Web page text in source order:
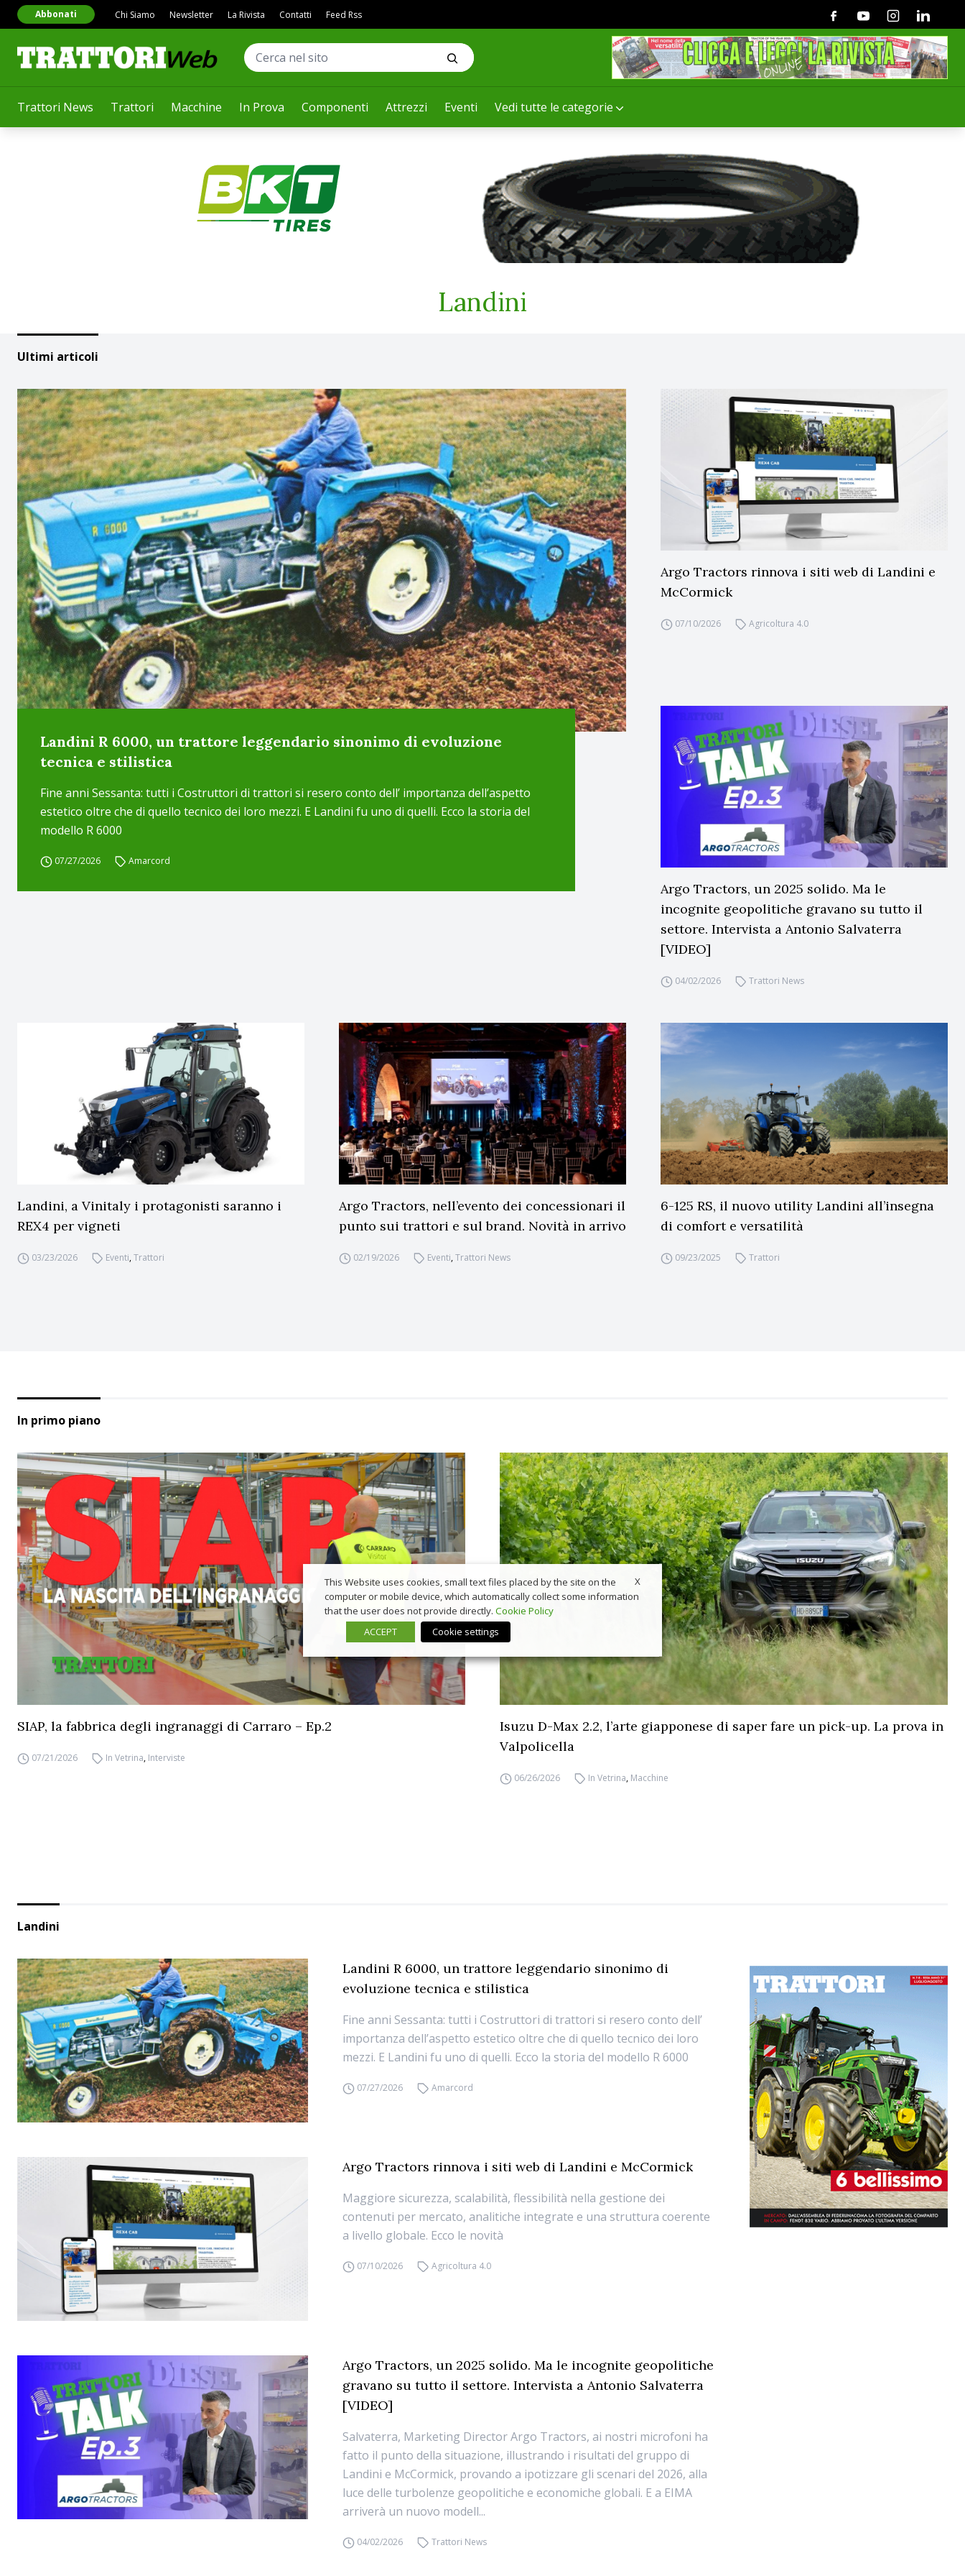
Trattori News Trattori Macchine In Prova Componenti Attrezzi Eventi Vedi tutte le categorie
Abbonati Chi Siamo Newsletter La Rivista Contatti Feed Rss FacebookYoutubeInstagramLinkedin
Landini
Ultimi articoli
Landini R 6000, un trattore leggendario sinonimo di evoluzione
tecnica e stilistica
Fine anni Sessanta: tutti i Costruttori di trattori si resero conto dell’ importanza dell’aspetto
estetico oltre che di quello tecnico dei loro mezzi. E Landini fu uno di quelli. Ecco la storia del
modello R 6000
07/27/2026 Amarcord
Argo Tractors rinnova i siti web di Landini e
McCormick
07/10/2026 Agricoltura 4.0
Argo Tractors, un 2025 solido. Ma le
incognite geopolitiche gravano su tutto il
settore. Intervista a Antonio Salvaterra
[VIDEO]
04/02/2026 Trattori News
Landini, a Vinitaly i protagonisti saranno i
REX4 per vigneti
03/23/2026 Eventi,Trattori
Argo Tractors, nell’evento dei concessionari il
punto sui trattori e sul brand. Novità in arrivo
02/19/2026 Eventi,Trattori News
6-125 RS, il nuovo utility Landini all’insegna
di comfort e versatilità
09/23/2025 Trattori
In primo piano
SIAP, la fabbrica degli ingranaggi di Carraro – Ep.2
07/21/2026 In Vetrina, Interviste
Isuzu D-Max 2.2, l’arte giapponese di saper fare un pick-up. La prova in
Valpolicella
06/26/2026 In Vetrina, Macchine
Landini
Landini R 6000, un trattore leggendario sinonimo di
evoluzione tecnica e stilistica
Fine anni Sessanta: tutti i Costruttori di trattori si resero conto dell’
importanza dell’aspetto estetico oltre che di quello tecnico dei loro
mezzi. E Landini fu uno di quelli. Ecco la storia del modello R 6000
07/27/2026 Amarcord
Argo Tractors rinnova i siti web di Landini e McCormick
Maggiore sicurezza, scalabilità, flessibilità nella gestione dei
contenuti per mercato, analitiche integrate e una struttura coerente
a livello globale. Ecco le novità
07/10/2026 Agricoltura 4.0
Argo Tractors, un 2025 solido. Ma le incognite geopolitiche
gravano su tutto il settore. Intervista a Antonio Salvaterra
[VIDEO]
Salvaterra, Marketing Director Argo Tractors, ai nostri microfoni ha
fatto il punto della situazione, illustrando i risultati del gruppo di
Landini e McCormick, provando a ipotizzare gli scenari del 2026, alla
luce delle turbolenze geopolitiche e economiche globali. E a EIMA
arriverà un nuovo modell...
04/02/2026 Trattori News
X
This Website uses cookies, small text files placed by the site on the
computer or mobile device, which automatically collect some information
that the user does not provide directly. Cookie Policy
ACCEPT
Cookie settings